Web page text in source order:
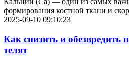
Кальций (Ca) — один из самых
формирования костной ткани и
2025-09-10 09:10:23
Как снизить и обезвредить
телят